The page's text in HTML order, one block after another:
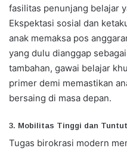
fasilitas penunjang belajar
Ekspektasi sosial dan
anak memaksa pos
yang dulu dianggap
tambahan, gawai belajar
primer demi memastikan
bersaing di masa depan.
​3. Mobilitas Tinggi dan
Tugas birokrasi modern